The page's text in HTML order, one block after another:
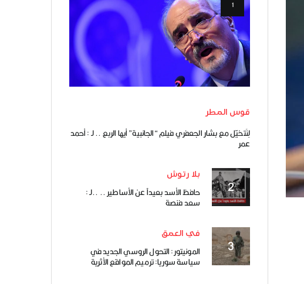
قوس المطر
لِنَتخيّل مع بشار الجعفري فيلم “الجانبية” أيها الربع .. لـ : أحمد
عمر
بلا رتوش
حافظ الأسد بعيداً عن الأساطير .. ..لـ :
سعد فنصة
في العمق
المونيتور: التحول الروسي الجديد في
سياسة سوريا: ترميم المواقع الأثرية